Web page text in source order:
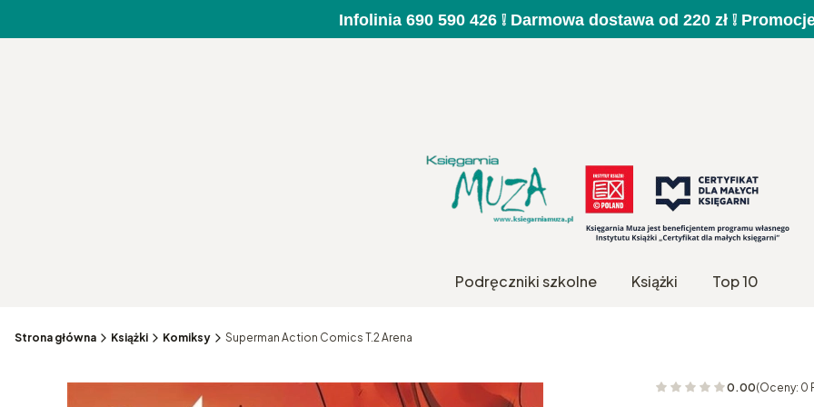
Infolinia 690 590 426 ❕ Darmowa dostawa od 220 zł ❕
Podręczniki szkolne Książki Top 10
Strona główna Książki Komiksy Superman Action Comics T.2 Arena
0.00(Oceny: 0